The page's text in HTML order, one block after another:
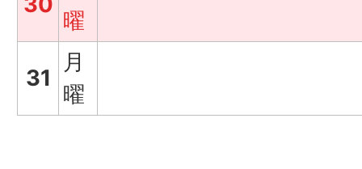
曜
31
月
曜